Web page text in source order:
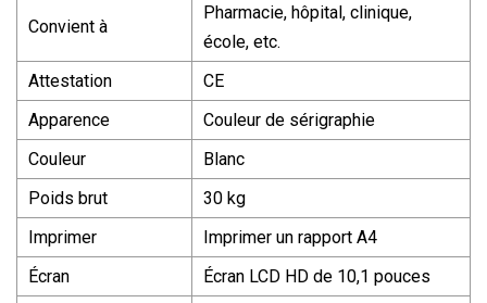
Convient à
Pharmacie, hôpital, clinique,
école, etc.
Attestation
CE
Apparence
Couleur de sérigraphie
Couleur
Blanc
Poids brut
30 kg
Imprimer
Imprimer un rapport A4
Écran
Écran LCD HD de 10,1 pouces